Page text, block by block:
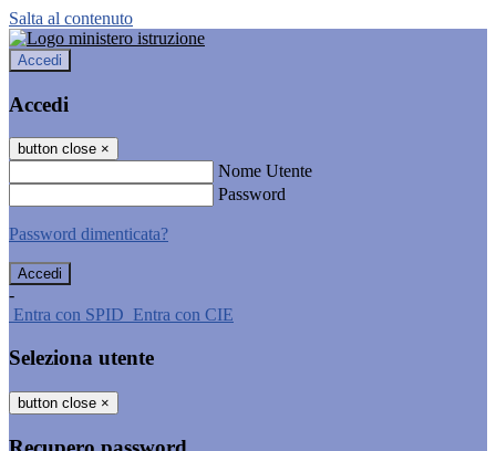
Salta al contenuto
Accedi
Accedi
button close ×
Nome Utente
Password
Password dimenticata?
-
Entra con SPID Entra con CIE
Seleziona utente
button close ×